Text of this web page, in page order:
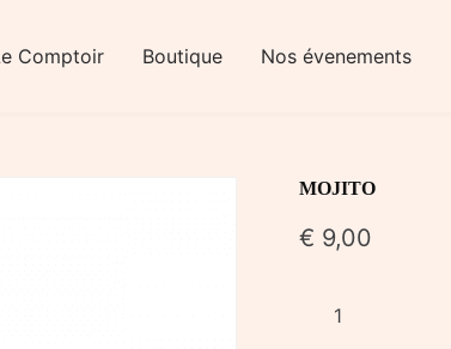
Comptoir Boutique Nos évenements
MOJITO
€ 9,00
quantité